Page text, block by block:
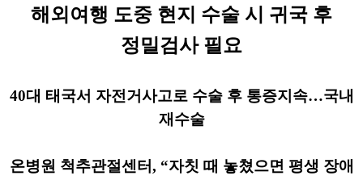
해외여행 도중 현지 수술 시 귀국 후
정밀검사 필요
40대 태국서 자전거사고로 수술 후 통증지속…국내
재수술
온병원 척추관절센터, “자칫 때 놓쳤으면 평생 장애